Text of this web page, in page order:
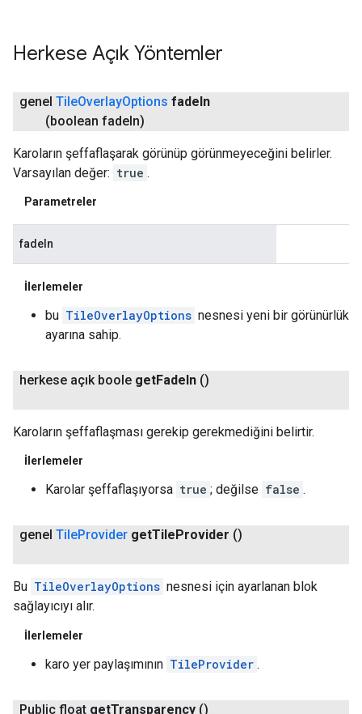
Herkese Açık Yöntemler
genel TileOverlayOptions fadeIn
(boolean fadeIn)
Karoların şeffaflaşarak görünüp görünmeyeceğini belirler.
Varsayılan değer: true .
Parametreler
fadeIn
İlerlemeler
bu TileOverlayOptions nesnesi yeni bir görünürlük
ayarına sahip.
herkese açık boole getFade In ()
Karoların şeffaflaşması gerekip gerekmediğini belirtir.
İlerlemeler
Karolar şeffaflaşıyorsa true ; değilse false .
genel TileProvider getTile Provider ()
Bu TileOverlayOptions nesnesi için ayarlanan blok
sağlayıcıyı alır.
İlerlemeler
karo yer paylaşımının TileProvider .
Public float getTransparency ()